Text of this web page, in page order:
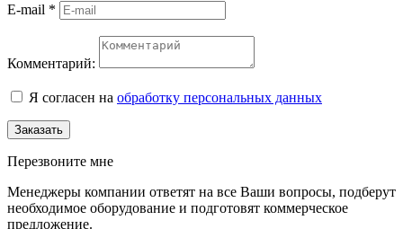
E-mail *
Комментарий:
Я согласен на обработку персональных данных
Заказать
Перезвоните мне
Менеджеры компании ответят на все Ваши вопросы, подберут
необходимое оборудование и подготовят коммерческое
предложение.